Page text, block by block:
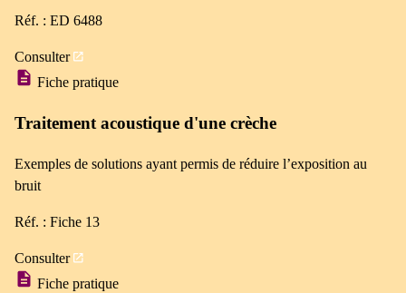
Réf. : ED 6488
Consulter
Fiche pratique
Traitement acoustique d'une crèche
Exemples de solutions ayant permis de réduire l’exposition au
bruit
Réf. : Fiche 13
Consulter
Fiche pratique